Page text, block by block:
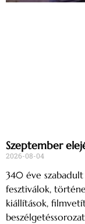
Szeptember
2026-08-04
340 éve
fesztiválok,
kiállítások,